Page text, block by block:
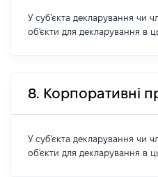
У суб'єкта декларування чи
об'єкти для декларування в
8. Корпоративні
У суб'єкта декларування чи
об'єкти для декларування в